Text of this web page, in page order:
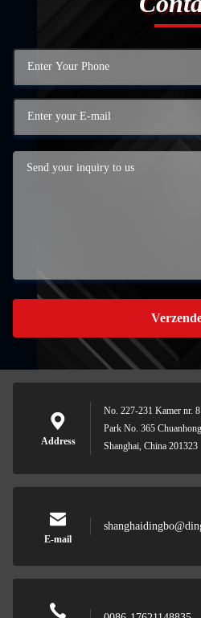
Address
No. 227-231 Kamer nr.
Park No. 365
Shanghai, China 201323
E-mail